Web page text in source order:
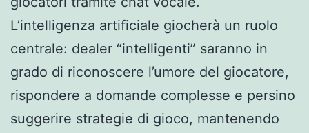
L’intelligenza artificiale giocherà un ruolo
centrale: dealer “intelligenti” saranno in
grado di riconoscere l’umore del giocatore,
rispondere a domande complesse e persino
suggerire strategie di gioco, mantenendo